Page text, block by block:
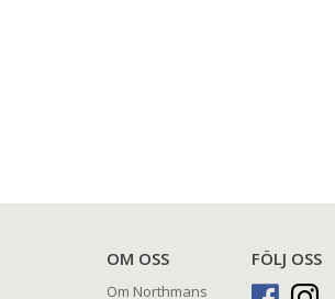
OM OSS
Om Northmans
FÖLJ OSS